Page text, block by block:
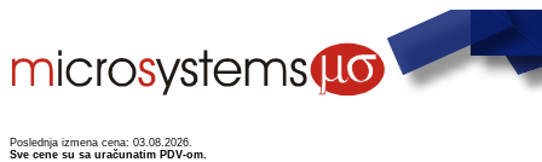
Poslednja izmena cena: 03.08.2026.
Sve cene su sa uračunatim PDV-om.